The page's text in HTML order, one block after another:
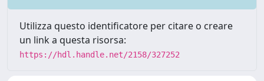
Utilizza questo identificatore per citare o creare
un link a questa risorsa:
https://hdl.handle.net/2158/327252